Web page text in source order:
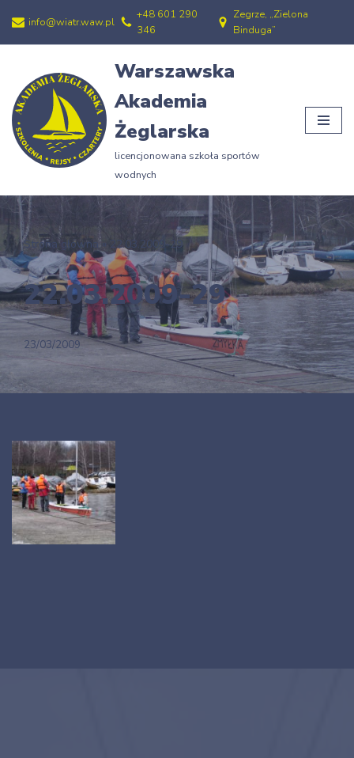
Przejdź
treści
info@wiatr.waw.pl
+48 601 290
346
Zegrze, „Zielona
Binduga”
Warszawska
Akademia
Żeglarska
licencjonowana szkoła sportów
wodnych
Strona główna » 22.03.2009-29
22.03.2009-29
23/03/2009